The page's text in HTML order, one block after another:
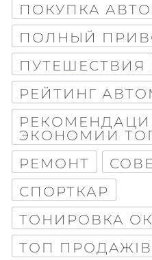
ПОКУПКА
ПОЛНЫЙ
ПУТЕШЕСТВИЯ
РЕЙТИНГ
ЭКОНОМИИ
РЕМОНТ
СПОРТКАР
ТОНИРОВКА
ТОП ПРОДАЖІВ